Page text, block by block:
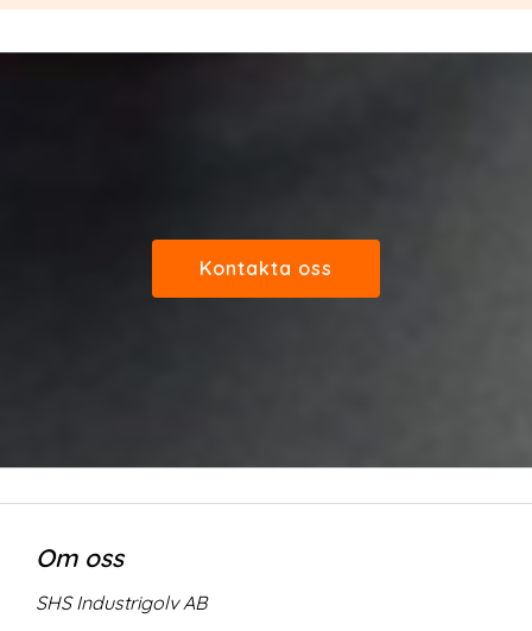
Kontakta oss
Om oss
SHS Industrigolv AB